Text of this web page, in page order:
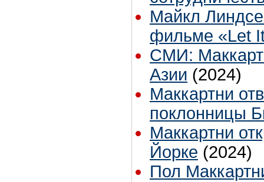
Майкл
фильме «Let
СМИ:
Азии (2024)
Маккартни
поклонницы
Маккартни
Йорке (2024)
Пол